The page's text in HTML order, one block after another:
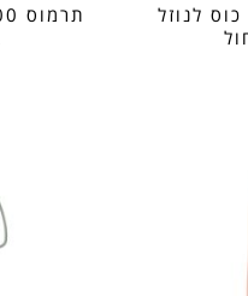
+ כוס לנוזל